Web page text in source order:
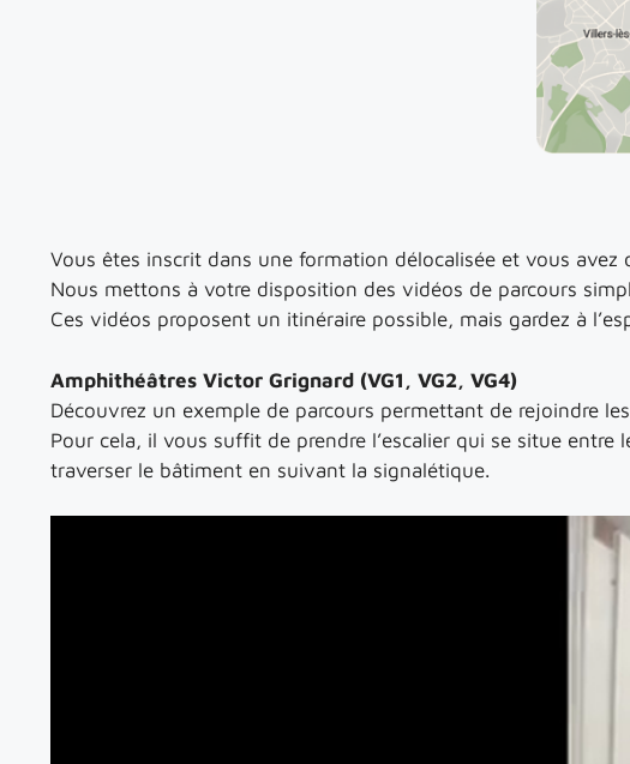
Vous êtes inscrit dans une formation délocalisée et vous
Nous mettons à votre disposition des vidéos de parcours
Ces vidéos proposent un itinéraire possible, mais gardez à
Amphithéâtres Victor Grignard (VG1, VG2, VG4)
Découvrez un exemple de parcours permettant de rejoindre
Pour cela, il vous suffit de prendre l’escalier qui se situe
traverser le bâtiment en suivant la signalétique.